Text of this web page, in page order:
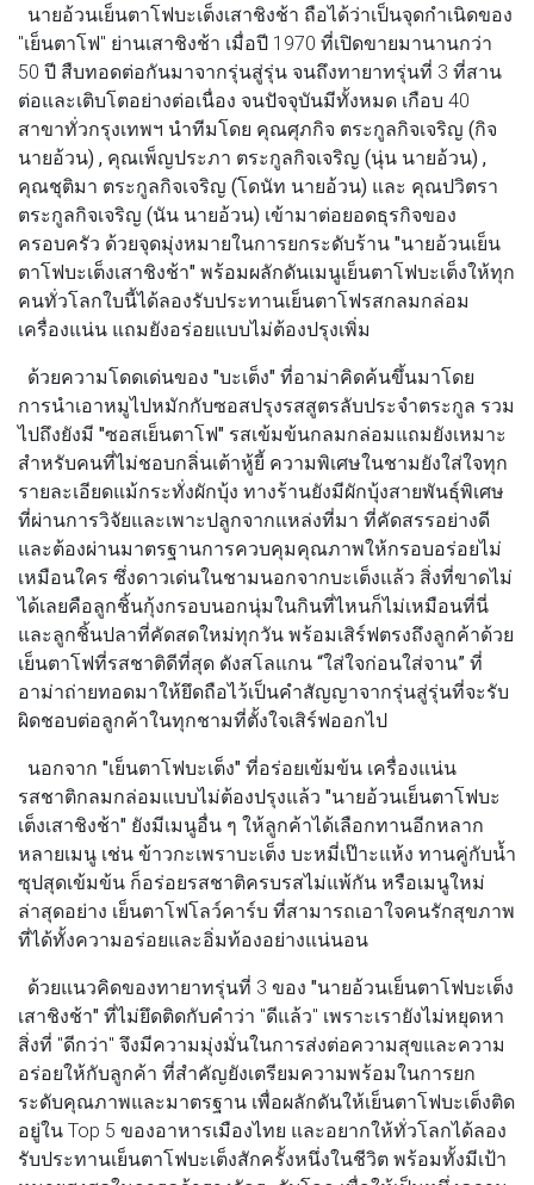
นายอ้วนเย็นตาโฟบะเต็งเสาชิงช้า ถือได้ว่าเป็นจุดกำเนิดของ
"เย็นตาโฟ" ย่านเสาชิงช้า เมื่อปี 1970 ที่เปิดขายมานานกว่า
50 ปี สืบทอดต่อกันมาจากรุ่นสู่รุ่น จนถึงทายาทรุ่นที่ 3 ที่สาน
ต่อและเติบโตอย่างต่อเนื่อง จนปัจจุบันมีทั้งหมด เกือบ 40
สาขาทั่วกรุงเทพฯ นำทีมโดย คุณศุภกิจ ตระกูลกิจเจริญ (กิจ
นายอ้วน) , คุณเพ็ญประภา ตระกูลกิจเจริญ (นุ่น นายอ้วน) ,
คุณชุติมา ตระกูลกิจเจริญ (โดนัท นายอ้วน) และ คุณปวิตรา
ตระกูลกิจเจริญ (นัน นายอ้วน) เข้ามาต่อยอดธุรกิจของ
ครอบครัว ด้วยจุดมุ่งหมายในการยกระดับร้าน "นายอ้วนเย็น
ตาโฟบะเต็งเสาชิงช้า" พร้อมผลักดันเมนูเย็นตาโฟบะเต็งให้ทุก
คนทั่วโลกใบนี้ได้ลองรับประทานเย็นตาโฟรสกลมกล่อม
เครื่องแน่น แถมยังอร่อยแบบไม่ต้องปรุงเพิ่ม
ด้วยความโดดเด่นของ "บะเต็ง" ที่อาม่าคิดค้นขึ้นมาโดย
การนำเอาหมูไปหมักกับซอสปรุงรสสูตรลับประจำตระกูล รวม
ไปถึงยังมี "ซอสเย็นตาโฟ" รสเข้มข้นกลมกล่อมแถมยังเหมาะ
สำหรับคนที่ไม่ชอบกลิ่นเต้าหู้ยี้ ความพิเศษในชามยังใส่ใจทุก
รายละเอียดแม้กระทั่งผักบุ้ง ทางร้านยังมีผักบุ้งสายพันธุ์พิเศษ
ที่ผ่านการวิจัยและเพาะปลูกจากแหล่งที่มา ที่คัดสรรอย่างดี
และต้องผ่านมาตรฐานการควบคุมคุณภาพให้กรอบอร่อยไม่
เหมือนใคร ซึ่งดาวเด่นในชามนอกจากบะเต็งแล้ว สิ่งที่ขาดไม่
ได้เลยคือลูกชิ้นกุ้งกรอบนอกนุ่มในกินที่ไหนก็ไม่เหมือนที่นี่
และลูกชิ้นปลาที่คัดสดใหม่ทุกวัน พร้อมเสิร์ฟตรงถึงลูกค้าด้วย
เย็นตาโฟที่รสชาติดีที่สุด ดังสโลแกน “ใส่ใจก่อนใส่จาน” ที่
อาม่าถ่ายทอดมาให้ยึดถือไว้เป็นคำสัญญาจากรุ่นสู่รุ่นที่จะรับ
ผิดชอบต่อลูกค้าในทุกชามที่ตั้งใจเสิร์ฟออกไป
นอกจาก "เย็นตาโฟบะเต็ง" ที่อร่อยเข้มข้น เครื่องแน่น
รสชาติกลมกล่อมแบบไม่ต้องปรุงแล้ว "นายอ้วนเย็นตาโฟบะ
เต็งเสาชิงช้า" ยังมีเมนูอื่น ๆ ให้ลูกค้าได้เลือกทานอีกหลาก
หลายเมนู เช่น ข้าวกะเพราบะเต็ง บะหมี่เป๊าะแห้ง ทานคู่กับน้ำ
ซุปสุดเข้มข้น ก็อร่อยรสชาติครบรสไม่แพ้กัน หรือเมนูใหม่
ล่าสุดอย่าง เย็นตาโฟโลว์คาร์บ ที่สามารถเอาใจคนรักสุขภาพ
ที่ได้ทั้งความอร่อยและอิ่มท้องอย่างแน่นอน
ด้วยแนวคิดของทายาทรุ่นที่ 3 ของ "นายอ้วนเย็นตาโฟบะเต็ง
เสาชิงช้า" ที่ไม่ยึดติดกับคำว่า "ดีแล้ว" เพราะเรายังไม่หยุดหา
สิ่งที่ "ดีกว่า" จึงมีความมุ่งมั่นในการส่งต่อความสุขและความ
อร่อยให้กับลูกค้า ที่สำคัญยังเตรียมความพร้อมในการยก
ระดับคุณภาพและมาตรฐาน เพื่อผลักดันให้เย็นตาโฟบะเต็งติด
อยู่ใน Top 5 ของอาหารเมืองไทย และอยากให้ทั่วโลกได้ลอง
รับประทานเย็นตาโฟบะเต็งสักครั้งหนึ่งในชีวิต พร้อมทั้งมีเป้า